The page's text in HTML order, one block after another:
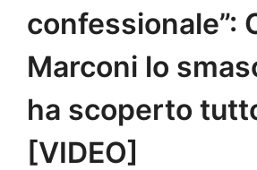
confessionale”:
Marconi lo
ha scoperto
[VIDEO]